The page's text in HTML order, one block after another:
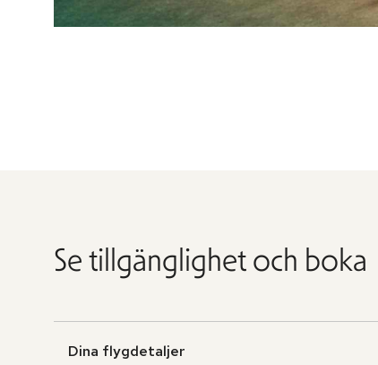
Se tillgänglighet och boka
Dina flygdetaljer